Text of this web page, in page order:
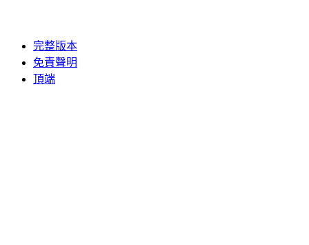
完整版本
免責聲明
頂端